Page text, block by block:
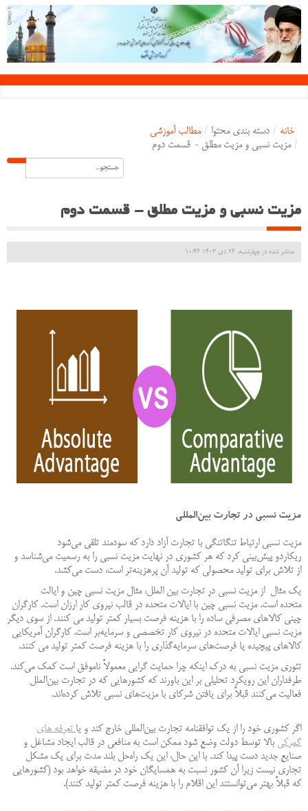
خانه / دسته بندی محتوا / مطالب آموزشی
/ مزیت نسبی و مزیت مطلق - قسمت دوم
مزیت نسبی و مزیت مطلق - قسمت دوم
منتشر شده در چهارشنبه, 26 دی 1403 10:46
مزیت نسبی در تجارت بین‌المللی
مزیت نسبی ارتباط تنگاتنگی با تجارت آزاد دارد که سودمند تلقی می‌شود
ریکاردو پیش‌بینی کرد که هر کشوری در نهایت مزیت نسبی را به رسمیت می‌شناسد و
از تلاش برای تولید محصولی که تولید آن پرهزینه‌تر است، دست می‌کشد.
یک مثال از مزیت نسبی در تجارت بین الملل، مثال مزیت نسبی چین و ایالت
متحده است. مزیت نسبی چین با ایالات متحده در قالب نیروی کار ارزان است. کارگران
چینی کالاهای مصرفی ساده را با هزینه فرصت بسیار کمتر تولید می کنند. از سوی دیگر
مزیت نسبی ایالات متحده در نیروی کار تخصصی و سرمایه‌بر است. کارگران آمریکایی
کالاهای پیچیده یا فرصت‌های سرمایه‌گذاری را با هزینه فرصت کمتر تولید می کنند.
تئوری مزیت نسبی به درک اینکه چرا حمایت گرایی معمولاً ناموفق است کمک می‌کند.
طرفداران این رویکرد تحلیلی بر این باورند که کشورهایی که در تجارت بین‌الملل
فعالیت می‌کنند قبلاً برای یافتن شرکای با مزیت‌های نسبی تلاش کرده‌اند.
اگر کشوری خود را از یک توافقنامه تجارت بین‌المللی خارج کند و یا تعرفه های
گمرکی بالا توسط دولت وضع شود ممکن است به منافعی در قالب ایجاد مشاغل و
صنایع جدید دست پیدا کند. با این حال، این یک راه‌حل بلند مدت برای یک مشکل
تجاری نیست زیرا آن کشور نسبت به همسایگان خود در مضیقه خواهد بود (کشورهایی
که قبلاً بهتر می‌توانستند این اقلام را با هزینه فرصت کمتر تولید کنند).